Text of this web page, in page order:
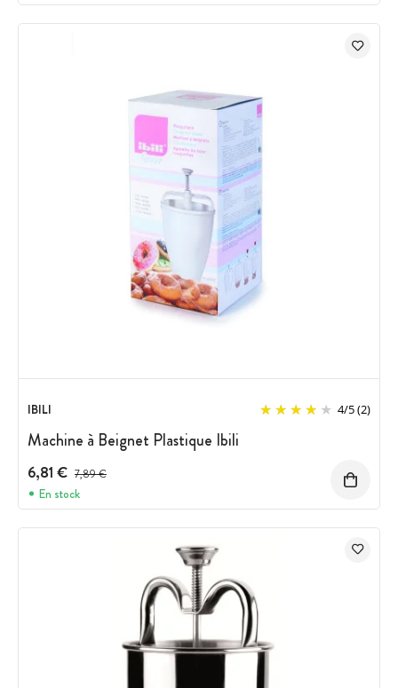
IBILI 4/5(2)
Machine à Beignet Plastique Ibili
6,81 € Prix avant réduction :
7,89 €
En stock